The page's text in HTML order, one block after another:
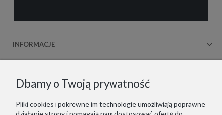
INFORMACJE
Dbamy o Twoją prywatność
Pliki cookies i pokrewne im technologie umożliwiają poprawne
działanie strony i pomagają nam dostosować ofertę do